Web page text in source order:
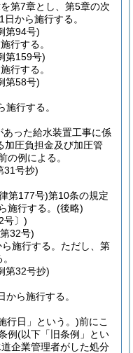
第7章とし、第5章の次
から施行する。
第94号)
行する。
第159号)
行する。
第58号)
行する。
った給水装置工事に係
加圧負担金及び加圧管
の例による。
31号抄)
第177号)第10条の規定
施行する。 (後略)
号〕)
32号)
施行する。 ただし、第
第32号抄)
ら施行する。
行日」という。)前にこ
例(以下「旧条例」とい
企業管理者がした処分